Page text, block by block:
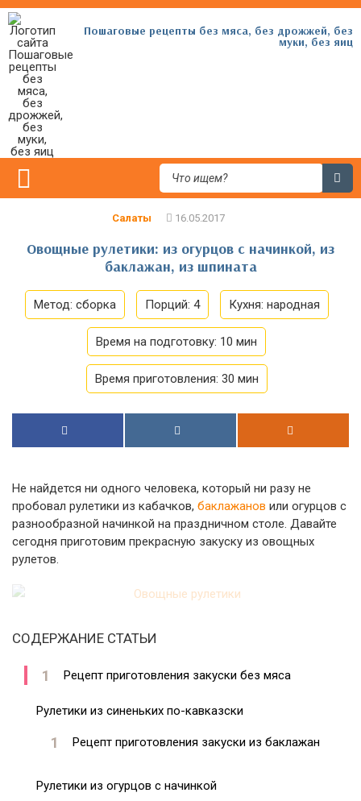
Пошаговые рецепты без мяса, без дрожжей, без
муки, без яиц
Салаты
Овощные рулетики: из огурцов с начинкой, из
баклажан, из шпината
Метод: сборка Порций: 4 Кухня: народная
Время на подготовку: 10 мин
Время приготовления: 30 мин
Не найдется ни одного человека, который ни разу не
пробовал рулетики из кабачков, баклажанов или огурцов с
разнообразной начинкой на праздничном столе. Давайте
сегодня приготовим прекрасную закуску из овощных
рулетов.
СОДЕРЖАНИЕ СТАТЬИ
Рецепт приготовления закуски без мяса
Рулетики из синеньких по-кавказски
Рецепт приготовления закуски из баклажан
Рулетики из огурцов с начинкой